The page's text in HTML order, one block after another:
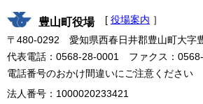
豊山町役場 [ 役場案内 ］
〒480-0292 愛知県西春日井郡豊山町大字
代表電話：0568-28-0001 ファクス：
電話番号のおかけ間違いにご注意ください
法人番号：1000020233421